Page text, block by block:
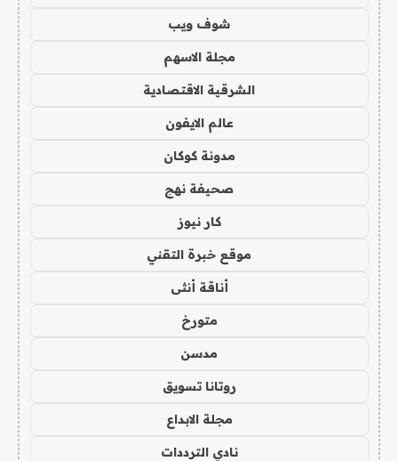
شوف ويب
مجلة الاسهم
الشرقية الاقتصادية
عالم الايفون
مدونة كوكان
صحيفة نهج
كار نيوز
موقع خبرة التقني
أناقة أنثى
متورخ
مدسن
روتانا تسويق
مجلة الابداع
نادي الترددات